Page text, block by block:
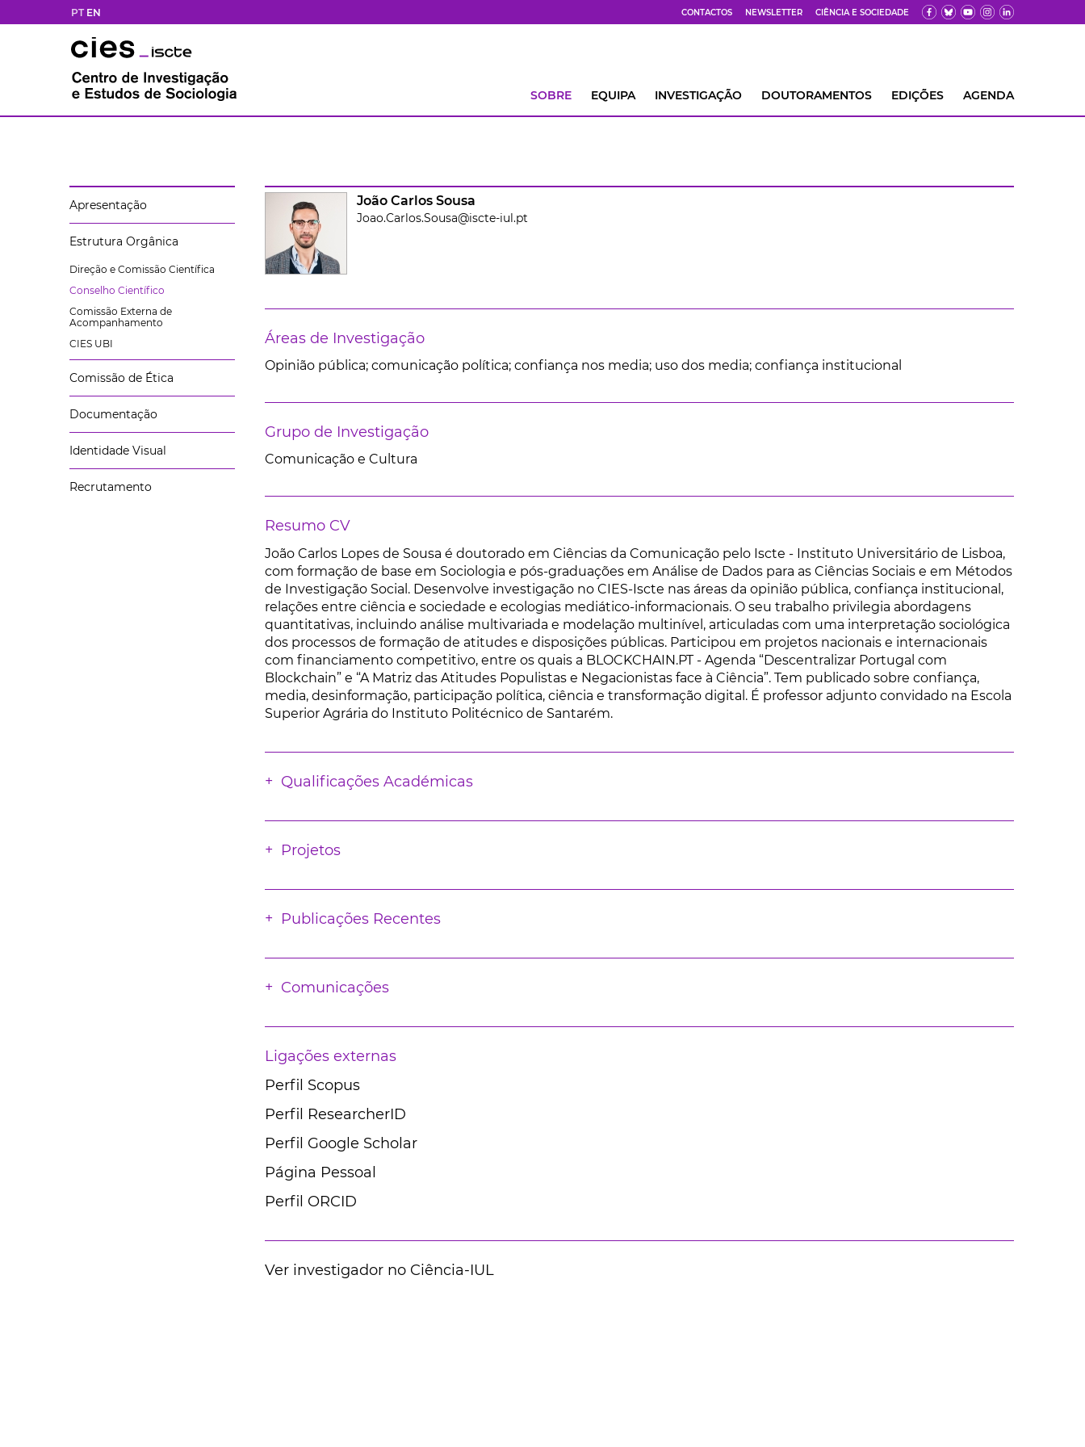
PT EN CONTACTOS NEWSLETTER CIÊNCIA E SOCIEDADE
SOBRE EQUIPA INVESTIGAÇÃO DOUTORAMENTOS EDIÇÕES AGENDA
Apresentação
Estrutura Orgânica
Direção e Comissão Científica
Conselho Científico
Comissão Externa de
Acompanhamento
CIES UBI
Comissão de Ética
Documentação
Identidade Visual
Recrutamento
João Carlos Sousa
Joao.Carlos.Sousa@iscte-iul.pt
Áreas de Investigação
Opinião pública; comunicação política; confiança nos media; uso dos media; confiança institucional
Grupo de Investigação
Comunicação e Cultura
Resumo CV
João Carlos Lopes de Sousa é doutorado em Ciências da Comunicação pelo Iscte - Instituto Universitário de Lisboa,
com formação de base em Sociologia e pós-graduações em Análise de Dados para as Ciências Sociais e em Métodos
de Investigação Social. Desenvolve investigação no CIES-Iscte nas áreas da opinião pública, confiança institucional,
relações entre ciência e sociedade e ecologias mediático-informacionais. O seu trabalho privilegia abordagens
quantitativas, incluindo análise multivariada e modelação multinível, articuladas com uma interpretação sociológica
dos processos de formação de atitudes e disposições públicas. Participou em projetos nacionais e internacionais
com financiamento competitivo, entre os quais a BLOCKCHAIN.PT - Agenda “Descentralizar Portugal com
Blockchain” e “A Matriz das Atitudes Populistas e Negacionistas face à Ciência”. Tem publicado sobre confiança,
media, desinformação, participação política, ciência e transformação digital. É professor adjunto convidado na Escola
Superior Agrária do Instituto Politécnico de Santarém.
Qualificações Académicas
Projetos
Publicações Recentes
Comunicações
Ligações externas
Perfil Scopus
Perfil ResearcherID
Perfil Google Scholar
Página Pessoal
Perfil ORCID
Ver investigador no Ciência-IUL